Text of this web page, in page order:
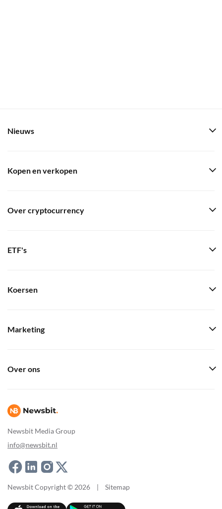
Newsbit Media Group
info@newsbit.nl
Nieuws
Kopen en verkopen
Over cryptocurrency
ETF's
Koersen
Marketing
Over ons
Newsbit Copyright © 2026 | Sitemap